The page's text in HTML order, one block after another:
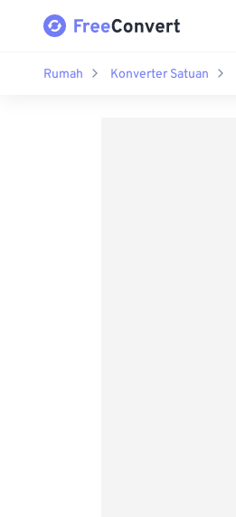
Rumah Konverter Satuan